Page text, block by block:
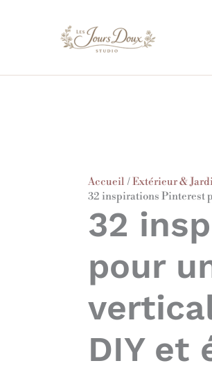
Accueil Extérieur &
32 inspirations Pinterest
32
pour
DIY et